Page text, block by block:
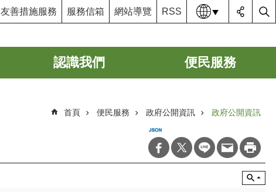
友善措施服務 服務信箱 網站導覽 RSS 語系
認識我們 便民服務
首頁 便民服務 政府公開資訊 政府公開資訊